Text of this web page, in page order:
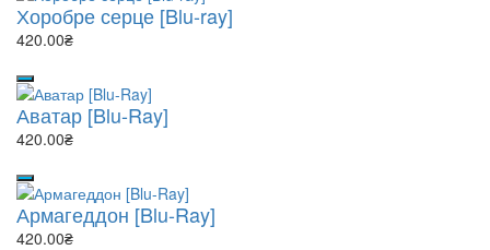
Хоробре серце [Blu-ray]
420.00₴
Аватар [Blu-Ray]
420.00₴
Армагеддон [Blu-Ray]
420.00₴